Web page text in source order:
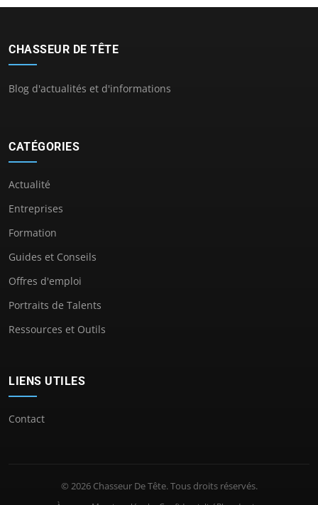
CHASSEUR DE TÊTE
Blog d'actualités et d'informations
CATÉGORIES
Actualité
Entreprises
Formation
Guides et Conseils
Offres d'emploi
Portraits de Talents
Ressources et Outils
LIENS UTILES
Contact
© 2026 Chasseur De Tête. Tous droits réservés.